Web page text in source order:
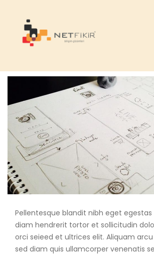
Pellentesque blandit nibh eget
diam hendrerit tortor et sollicitudin
orci seieed et ultrices elit. Aliquam
sed diam quis ullamcorper venenatis